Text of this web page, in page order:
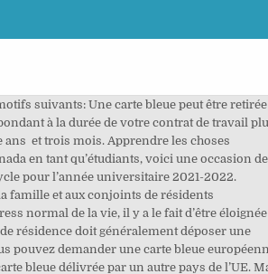
852x_2006_num_1261_1_5267_t1_0186_0000_1 On n’est pas là pour voir comment ils vont, comment ils vieillissent. People who are comment immigrer en floride (immigrating in Florida), contacting Marcelle Poirier is a wise decision as she will help you at every step of the process. Find helpful customer reviews and review ratings for Comment immigrer en France en 20 leçons: Essais - documents (Condition humaine) (French Edition) at Amazon.com. Stanford Libraries' official online search tool for books, media, journals, databases, government documents and more. Pour certaines professions, l’employeur doit verser une rémunération correspondant à 1,24 fois ce salaire. Afin de pouvoir rouler sur le sol français, les voitures achetées à l’étranger doivent être conformes aux réglementations et aux normes du Code de la Route en vigueur. E-Residency is a transnational digital identity that anyone in the world can apply for to obtain access to a platform built on inclusion, legitimacy and transparency. Un étranger doit posséder un permis de résidence pour l’emploi ou un permis de travail pour une activité en Estonie sur base d’un contrat de travail ou autre contrat, et pour d’autres activités au profit d’autres personnes où l'obtention d'un gain ou tout autre profit exclusif peuvent être présumés, quel que soit le type ou la forme du contrat sur ​​lequel se fonde une telle activité, et l'emplacement du siège ou du domicile de l'autre partie. Apply today! En Amérique du Sud, tu peux voyager sans visa en Argentine (90 jours, mais des frais de réciprocité peuvent s’appliquer avant l’arrivée), en Bolivie (90 jours), au Chili (90 jours), en Équateur (90 jours), en Guyane (3 mois), en Uruguay (3 mois), au Venezuela (90 jours) et au Pérou (183 jours). Le permis de résidence provisoire est octroyé pour une période de 5 ans. Afin de pouvoir obtenir le droit à un permis de résidence provisoire, un citoyen européen doit contacter les autorités locales les plus proches de son lieu de résidence. Salut, Tere ! J’adore voyager, j’ai fait mon premier “grand voyage” l’année dernière avec un ami : un road-trip de trois semaines en Turquie, et cette expérience a renforcé cette passion. Un citoyen non-européen a investi en Estonie une somme de 65 000 EUR à son nom dans le cadre d’une société ; Un citoyen non-européen a investi en Estonie une somme de 16 000 EUR à son nom dans le cadre d’un indépendant. Comment immigrer. Durant les deux premières années de validité de votre carte bleue, votre nouvel employeur doit obtenir l'autorisation de la Caisse d'assurance chômage d'Estonie. Vous pouvez également demander un permis de séjour en tant qu’ expert de haut niveau. Située à 80 km seulement de la Finlande, nous trouvons l'Estonie, république démocratique